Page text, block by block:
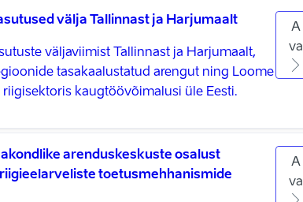
välja Tallinnast ja Harjumaalt
väljaviimist Tallinnast ja Harjumaalt,
tasakaalustatud arengut ning Loome
riigisektoris kaugtöövõimalusi üle Eesti.
A
va
arenduskeskuste osalust
riigieelarveliste toetusmehhanismide
A
va